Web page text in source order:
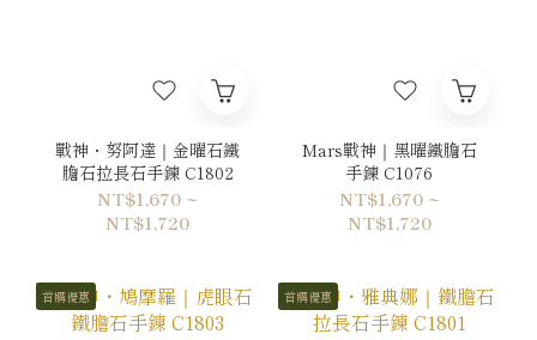
戰神・努阿達｜金曜石鐵
膽石拉長石手鍊 C1802
NT$1,670 ~
NT$1,720
Mars戰神｜黑曜鐵膽石
手鍊 C1076
NT$1,670 ~
NT$1,720
首購優惠 首購優惠